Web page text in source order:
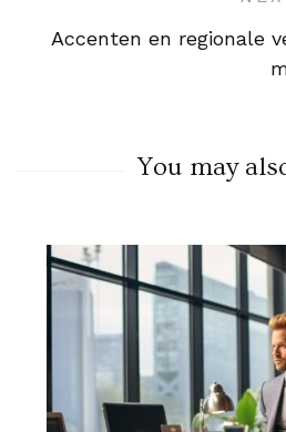
Accenten en regionale
You may